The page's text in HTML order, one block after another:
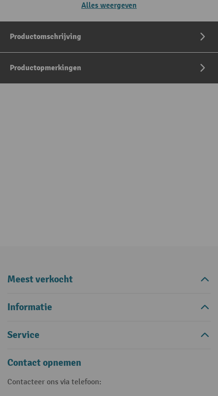
Alles weergeven
Productomschrijving
Productopmerkingen
Meest verkocht
Informatie
Service
Contact opnemen
Contacteer ons via telefoon: